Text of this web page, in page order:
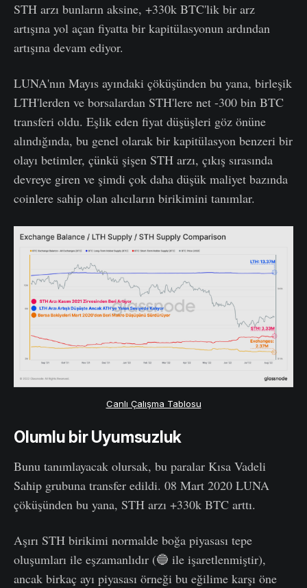
STH arzı bunların aksine, +330k BTC'lik bir arz
artışına yol açan fiyatta bir kapitülasyonun ardından
artışına devam ediyor.
LUNA'nın Mayıs ayındaki çöküşünden bu yana, birleşik
LTH'lerden ve borsalardan STH'lere net -300 bin BTC
transferi oldu. Eşlik eden fiyat düşüşleri göz önüne
alındığında, bu genel olarak bir kapitülasyon benzeri bir
olayı betimler, çünkü şişen STH arzı, çıkış sırasında
devreye giren ve şimdi çok daha düşük maliyet bazında
coinlere sahip olan alıcıların birikimini tanımlar.
Canlı Çalışma Tablosu
Olumlu bir Uyumsuzluk
Bunu tanımlayacak olursak, bu paralar Kısa Vadeli
Sahip grubuna transfer edildi. 08 Mart 2020 LUNA
çöküşünden bu yana, STH arzı +330k BTC arttı.
Aşırı STH birikimi normalde boğa piyasası tepe
oluşumları ile eşzamanlıdır (🔵 ile işaretlenmiştir),
ancak birkaç ayı piyasası örneği bu eğilime karşı öne